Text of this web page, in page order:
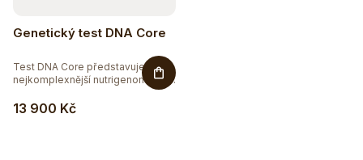
Genetický test DNA Core
13 900 Kč
Test DNA Core představuje
nejkomplexnější nutrigenomický
Sleva až 20 %